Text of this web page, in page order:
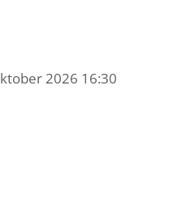
2026 16:30